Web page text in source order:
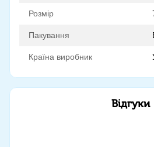
Розмір
Пакування
Країна виробник
Відгуки